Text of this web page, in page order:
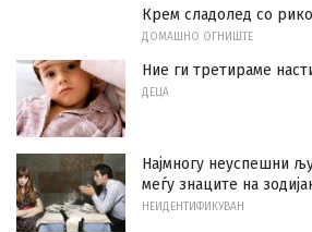
Крем сладолед со
ДОМАШНО ОГНИШТЕ
Ние ги третираме
ДЕЦА
Најмногу неуспешни
меѓу знаците на
НЕИДЕНТИФИКУВАН